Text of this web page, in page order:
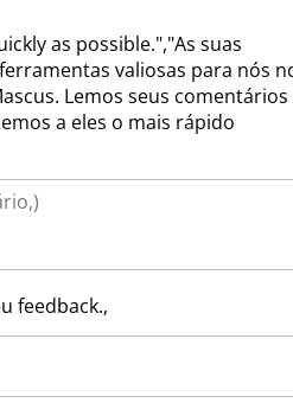
as possible.","As suas
valiosas para nós
Lemos seus comentários
a eles o mais rápido
feedback.,